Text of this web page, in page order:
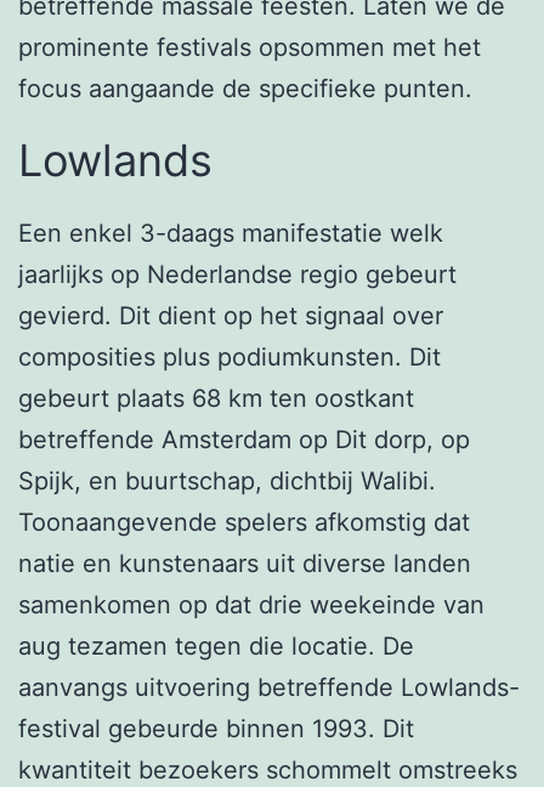
prominente festivals opsommen met het
focus aangaande de specifieke punten.
Lowlands
Een enkel 3-daags manifestatie welk
jaarlijks op Nederlandse regio gebeurt
gevierd. Dit dient op het signaal over
composities plus podiumkunsten. Dit
gebeurt plaats 68 km ten oostkant
betreffende Amsterdam op Dit dorp, op
Spijk, en buurtschap, dichtbij Walibi.
Toonaangevende spelers afkomstig dat
natie en kunstenaars uit diverse landen
samenkomen op dat drie weekeinde van
aug tezamen tegen die locatie. De
aanvangs uitvoering betreffende Lowlands-
festival gebeurde binnen 1993. Dit
kwantiteit bezoekers schommelt omstreeks